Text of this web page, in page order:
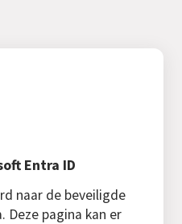
Entra ID
naar de beveiligde
Deze pagina kan er